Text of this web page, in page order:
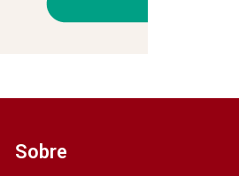
Sobre